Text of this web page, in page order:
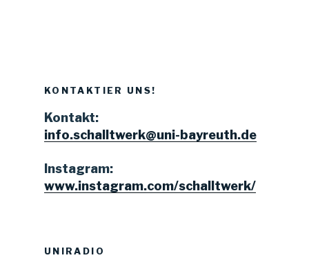
KONTAKTIER UNS!
Kontakt:
info.schalltwerk@uni-bayreuth.de
Instagram:
www.instagram.com/schalltwerk/
UNIRADIO